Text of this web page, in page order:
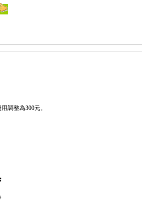
調整為300元。